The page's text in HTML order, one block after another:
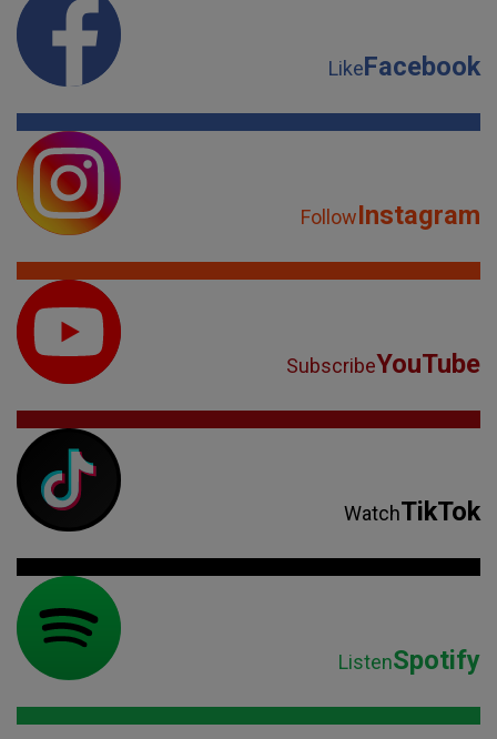
LikeFacebook
FollowInstagram
SubscribeYouTube
WatchTikTok
ListenSpotify